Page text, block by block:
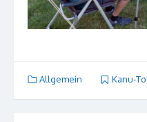
Allgemein Kanu-